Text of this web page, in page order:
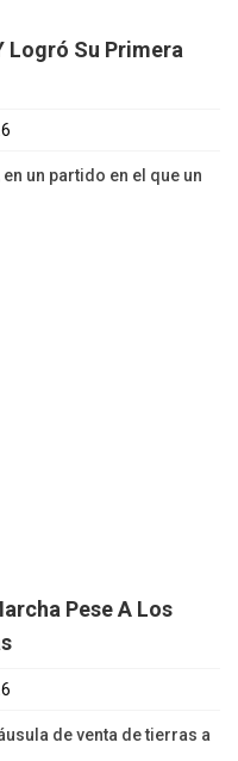
Logró Su Primera
un partido en el que un
Pese A Los
de venta de tierras a